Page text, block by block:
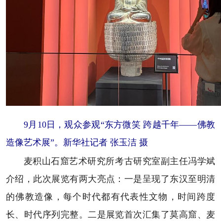
9月10日，观众参观“东方微笑 跨越千年——佛教
造像艺术展”。新华社记者 张玉洁 摄
麦积山石窟艺术研究所考古研究室副主任冯学斌
介绍，此次展览有两大亮点：一是呈现了东汉至明清
的佛教造像，每个时代都有代表性文物，时间跨度
长、时代序列完整。二是展览首次汇集了莫高窟、麦